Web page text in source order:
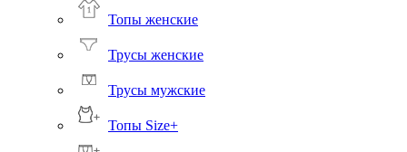
Топы женские
Трусы женские
Трусы мужские
Топы Size+